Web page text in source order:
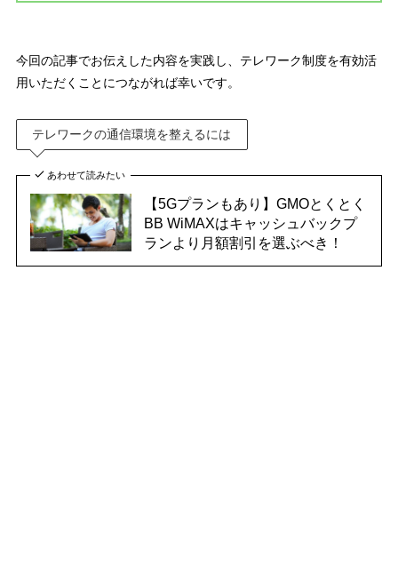
今回の記事でお伝えした内容を実践し、テレワーク制度を有効活
用いただくことにつながれば幸いです。
テレワークの通信環境を整えるには
あわせて読みたい
【5Gプランもあり】GMOとくとく
BB WiMAXはキャッシュバックプ
ランより月額割引を選ぶべき！